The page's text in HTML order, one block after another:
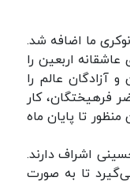
ما اضافه شد.
اربعین را
آزادگان عالم را
فرهیختگان، کار
تا پایان ماه
اشراف دارند.
تا به صورت